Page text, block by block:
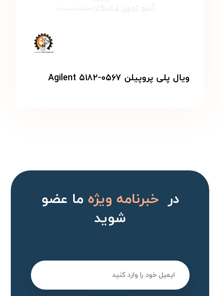
ویال پلی پروپیلن Agilent ۵۱۸۲-۰۵۶۷
درخبرنامه ویژهما عضو
شوید